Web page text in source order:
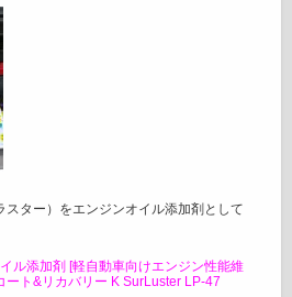
スター）をエンジンオイル添加剤として
ル添加剤 [軽自動車向けエンジン性能維
ート&リカバリー K SurLuster LP-47